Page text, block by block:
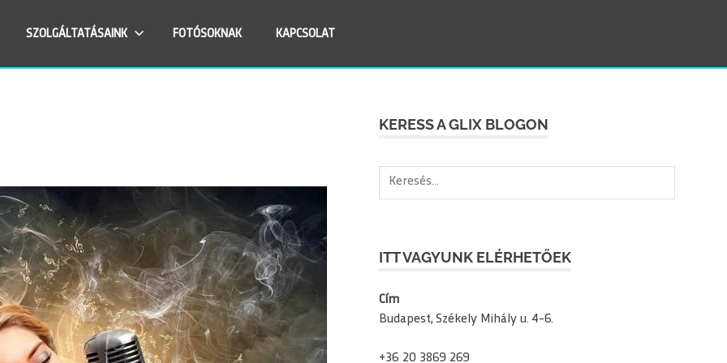
SZOLGÁLTATÁSAINK FOTÓSOKNAK KAPCSOLAT
KERESS A GLIX BLOGON
Keresés:
ITT VAGYUNK ELÉRHETŐEK
Cím
Budapest, Székely Mihály u. 4-6.
+36 20 3869 269